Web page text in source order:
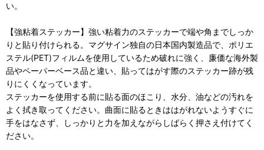
い。
【強粘着ステッカー】強い粘着力のステッカーで端や角までしっか
りと貼り付けられる。マグサイン独自の日本国内製造品で、ポリエ
ステル(PET)フィルムを使用しているため破れに強く、廉価な海外製
品やペーパーベース品と違い、貼ってはがす際のステッカー跡が残
りにくくなっています。
ステッカーを使用する前に貼る面のほこり、水分、油などの汚れを
よく拭き取ってください。曲面に貼るときははがれないようすぐに
手をはなさず、しっかりと力を加えながらしばらく押さえ付けてく
ださい。